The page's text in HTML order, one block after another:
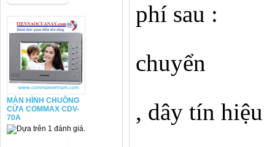
MÀN HÌNH CHUÔNG
CỬA COMMAX CDV-
70A
phí sau :
chuyển
, dây tín hiệu